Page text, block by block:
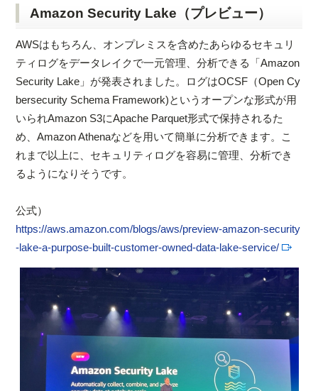
Amazon Security Lake（プレビュー）
AWSはもちろん、オンプレミスを含めたあらゆるセキュリ
ティログをデータレイクで一元管理、分析できる「Amazon
Security Lake」が発表されました。ログはOCSF（Open Cy
bersecurity Schema Framework)というオープンな形式が用
いられAmazon S3にApache Parquet形式で保持されるた
め、Amazon Athenaなどを用いて簡単に分析できます。こ
れまで以上に、セキュリティログを容易に管理、分析でき
るようになりそうです。
公式）
https://aws.amazon.com/blogs/aws/preview-amazon-security
-lake-a-purpose-built-customer-owned-data-lake-service/